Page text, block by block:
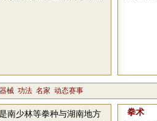
器械 功法 名家 动态赛事
南少林等拳种与湖南地方
拳术